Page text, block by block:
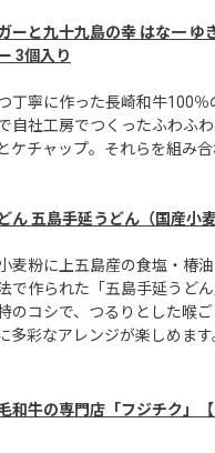
ーと九十九島の幸 はな一 ゆ
3個入り
丁寧に作った長崎和牛100％
自社工房でつくったふわふ
ケチャップ。それらを組み
ん 五島手延うどん（国産小麦
麦粉に上五島産の食塩・椿
で作られた「五島手延うど
のコシで、つるりとした喉
多彩なアレンジが楽しめます
和牛の専門店「フジチク」